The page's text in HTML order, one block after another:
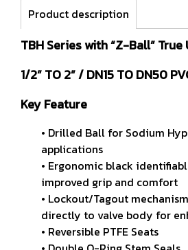
Product description
TBH Series with “Z-Ball”
1/2” TO 2” / DN15 TO DN50
Key Feature
• Drilled Ball for Sodium
applications
• Ergonomic black
improved grip and comfort
• Lockout/Tagout
directly to valve body for
• Reversible PTFE Seats